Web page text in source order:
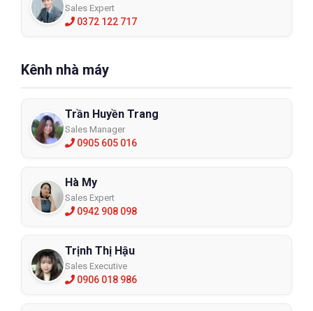
Sales Expert
0372 122 717
Kênh nhà máy
Trần Huyền Trang
Sales Manager
0905 605 016
Hà My
Sales Expert
0942 908 098
Trịnh Thị Hậu
Sales Executive
0906 018 986